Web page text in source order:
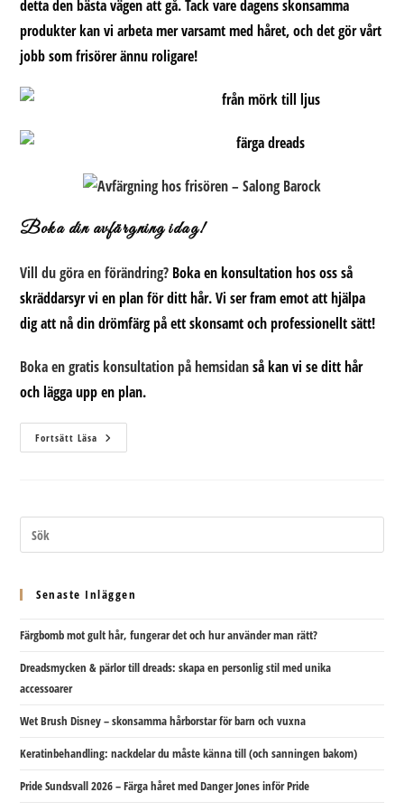
detta den bästa vägen att gå. Tack vare dagens skonsamma
produkter kan vi arbeta mer varsamt med håret, och det gör vårt
jobb som frisörer ännu roligare!
Boka din avfärgning idag!
Vill du göra en förändring? Boka en konsultation hos oss så
skräddarsyr vi en plan för ditt hår. Vi ser fram emot att hjälpa
dig att nå din drömfärg på ett skonsamt och professionellt sätt!
Boka en gratis konsultation på hemsidanså kan vi se ditt hår
och lägga upp en plan.
Fortsätt Läsa Avfärgning
Hos
Senaste Inläggen
Färgbomb mot gult hår, fungerar det och hur använder man rätt?
Dreadsmycken & pärlor till dreads: skapa en personlig stil med unika
accessoarer
Wet Brush Disney – skonsamma hårborstar för barn och vuxna
Keratinbehandling: nackdelar du måste känna till (och sanningen bakom)
Pride Sundsvall 2026 – Färga håret med Danger Jones inför Pride